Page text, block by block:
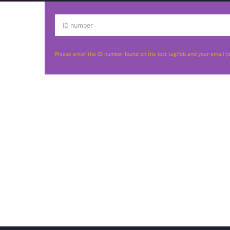
Please enter the ID number found on the lost tag/fob and your email